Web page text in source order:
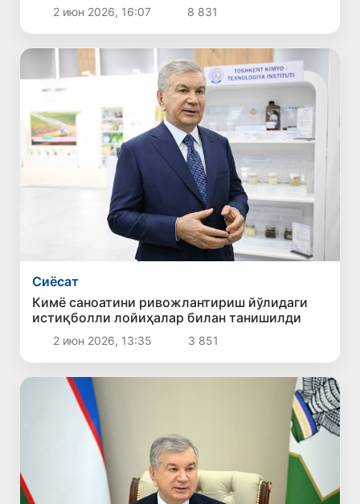
2 июн 2026, 16:07 8 831
Сиёсат
Кимё саноатини ривожлантириш йўлидаги
истиқболли лойиҳалар билан танишилди
2 июн 2026, 13:35 3 851